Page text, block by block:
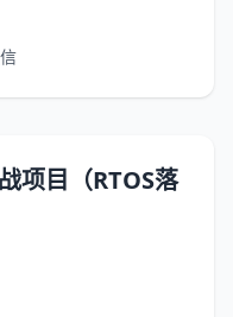
项目（RTOS落